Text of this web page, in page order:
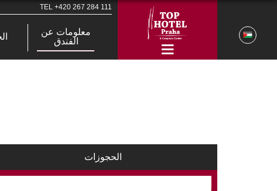
TEL +420 267 284 111
معلومات عن
الفندق
الحجوزات